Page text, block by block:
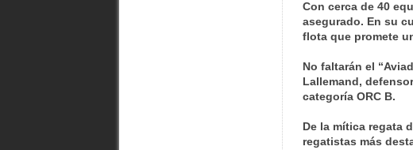
Con cerca de 40
asegurado. En su
flota que promete
No faltarán el
Lallemand,
categoría ORC B.
De la mítica regata
regatistas más